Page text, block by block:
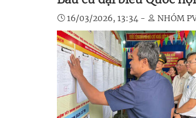
16/03/2026, 13:34 - NHÓM